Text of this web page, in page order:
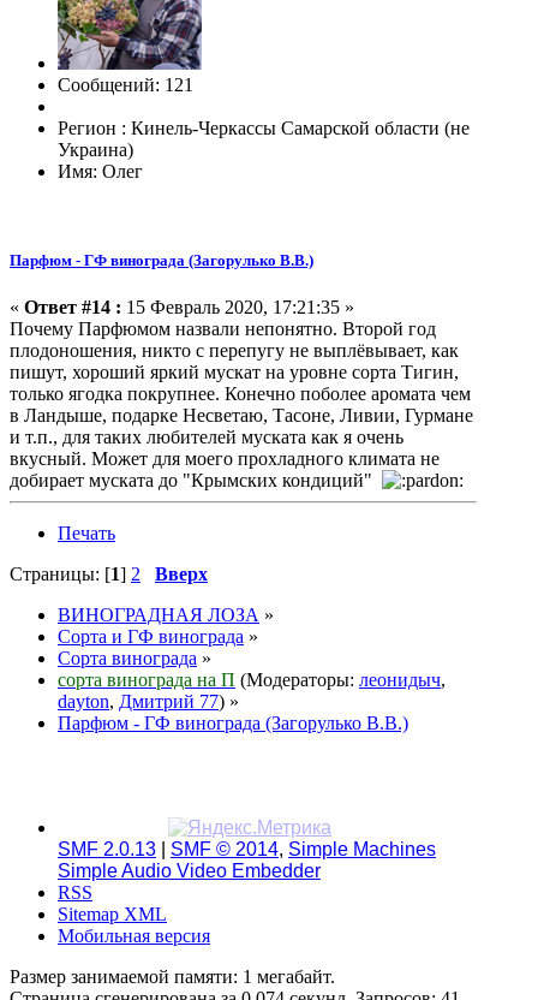
Сообщений: 121
Регион : Кинель-Черкассы Самарской области (не
Украина)
Имя: Олег
Парфюм - ГФ винограда (Загорулько В.В.)
« Ответ #14 : 15 Февраль 2020, 17:21:35 »
Почему Парфюмом назвали непонятно. Второй год
плодоношения, никто с перепугу не выплёвывает, как
пишут, хороший яркий мускат на уровне сорта Тигин,
только ягодка покрупнее. Конечно поболее аромата чем
в Ландыше, подарке Несветаю, Тасоне, Ливии, Гурмане
и т.п., для таких любителей муската как я очень
вкусный. Может для моего прохладного климата не
добирает муската до "Крымских кондиций"
Печать
Страницы: [1] 2
Вверх
ВИНОГРАДНАЯ ЛОЗА »
Сорта и ГФ винограда »
Сорта винограда »
сорта винограда на П (Модераторы: леонидыч,
dayton, Дмитрий 77) »
Парфюм - ГФ винограда (Загорулько В.В.)
SMF 2.0.13 SMF © 2014, Simple Machines
Simple Audio Video Embedder
RSS
Sitemap XML
Мобильная версия
Размер занимаемой памяти: 1 мегабайт.